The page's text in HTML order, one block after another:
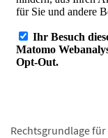
Rechtsgrundlage für